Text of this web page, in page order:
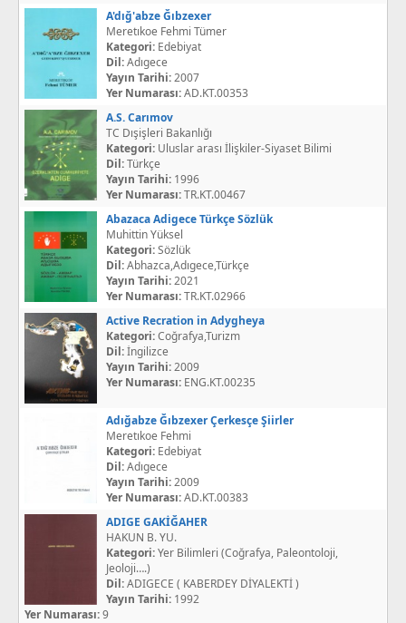
A'dığ'abze Ğıbzexer
Meretıkoe Fehmi Tümer
Kategori: Edebiyat
Dil:Adıgece
Yayın Tarihi:2007
Yer Numarası:AD.KT.00353
A.S. Carımov
TC Dışişleri Bakanlığı
Kategori: Uluslar arası İlişkiler-Siyaset Bilimi
Dil:Türkçe
Yayın Tarihi: 1996
Yer Numarası:TR.KT.00467
Abazaca Adigece Türkçe Sözlük
Muhittin Yüksel
Kategori:Sözlük
Dil:Abhazca,Adıgece,Türkçe
Yayın Tarihi:2021
Yer Numarası:TR.KT.02966
Active Recration in Adygheya
Kategori:Coğrafya,Turizm
Dil:İngilizce
Yayın Tarihi:2009
Yer Numarası: ENG.KT.00235
Adığabze Ğıbzexer Çerkesçe Şiirler
Meretıkoe Fehmi
Kategori: Edebiyat
Dil:Adıgece
Yayın Tarihi:2009
Yer Numarası:AD.KT.00383
ADIGE GAKİĞAHER
HAKUN B. YU.
Kategori:Yer Bilimleri (Coğrafya, Paleontoloji,
Jeoloji….)
Dil:ADIGECE ( KABERDEY DİYALEKTİ )
Yayın Tarihi: 1992
Yer Numarası:9